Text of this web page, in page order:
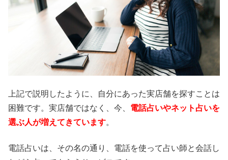
上記で説明したように、自分にあった実店舗を探すことは
困難です。実店舗ではなく、今、 電話占いやネット占いを
選ぶ人が増えてきています。
電話占いは、その名の通り、電話を使って占い師と会話し